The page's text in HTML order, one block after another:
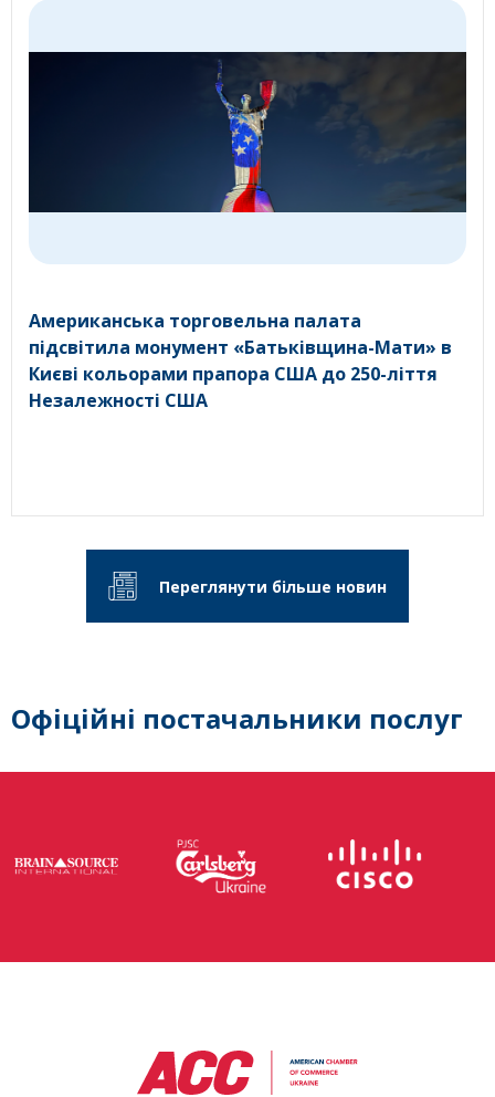
Американська торговельна палата
підсвітила монумент «Батьківщина-Мати» в
Києві кольорами прапора США до 250-ліття
Незалежності США
Переглянути більше новин
Офіційні постачальники послуг